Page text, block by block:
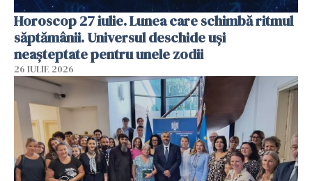
Horoscop 27 iulie. Lunea care schimbă ritmul
săptămânii. Universul deschide uși
neașteptate pentru unele zodii
26 IULIE 2026